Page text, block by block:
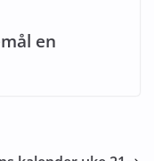
en